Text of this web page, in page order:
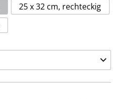
25 x 32 cm, rechteckig